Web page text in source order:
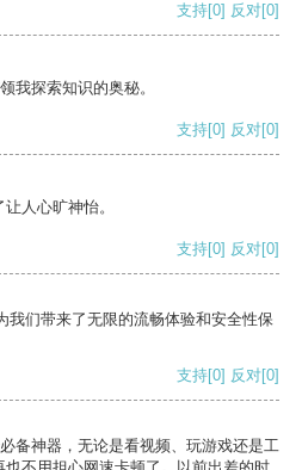
支持[0] 反对[0]
我探索知识的奥秘。
支持[0] 反对[0]
人心旷神怡。
支持[0] 反对[0]
我们带来了无限的流畅体验和安全性保
支持[0] 反对[0]
备神器，无论是看视频、玩游戏还是工